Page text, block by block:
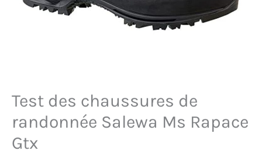
Test des chaussures de
randonnée Salewa Ms Rapace
Gtx